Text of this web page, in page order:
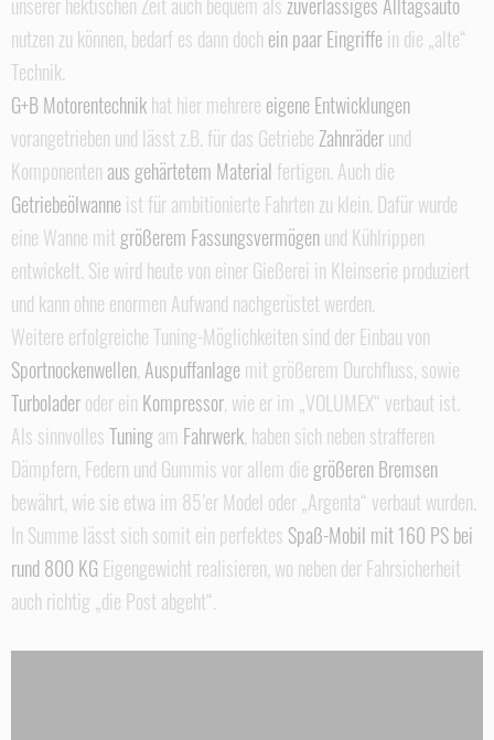
nutzen zu können, bedarf es dann doch ein paar Eingriffe in die „alte“
Technik.
G+B Motorentechnikhat hier mehrere eigene Entwicklungen
vorangetrieben und lässt z.B. für das Getriebe Zahnräderund
Komponenten aus gehärtetem Materialfertigen. Auch die
Getriebeölwanne ist für ambitionierte Fahrten zu klein. Dafür wurde
eine Wanne mit größerem Fassungsvermögenund Kühlrippen
entwickelt. Sie wird heute von einer Gießerei in Kleinserie produziert
und kann ohne enormen Aufwand nachgerüstet werden.
Weitere erfolgreiche Tuning-Möglichkeiten sind der Einbau von
Sportnockenwellen, Auspuffanlage mit größerem Durchfluss, sowie
Turboladeroder ein Kompressor, wie er im „VOLUMEX“ verbaut ist.
Als sinnvollesTuningam Fahrwerk, haben sich neben strafferen
Dämpfern, Federn und Gummis vor allem die größeren Bremsen
bewährt, wie sie etwa im 85’er Model oder „Argenta“ verbaut wurden.
In Summe lässt sich somit ein perfektes Spaß-Mobil mit 160 PS bei
rund 800 KG Eigengewicht realisieren, wo neben der Fahrsicherheit
auch richtig „die Post abgeht“.